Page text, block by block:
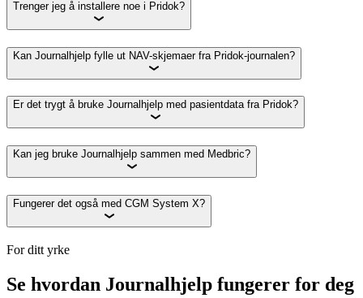
Trenger jeg å installere noe i Pridok?
Kan Journalhjelp fylle ut NAV-skjemaer fra Pridok-journalen?
Er det trygt å bruke Journalhjelp med pasientdata fra Pridok?
Kan jeg bruke Journalhjelp sammen med Medbric?
Fungerer det også med CGM System X?
For ditt yrke
Se hvordan Journalhjelp fungerer for deg